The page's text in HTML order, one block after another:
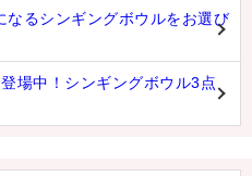
なるシンギングボウルをお選び
場中！シンギングボウル3点